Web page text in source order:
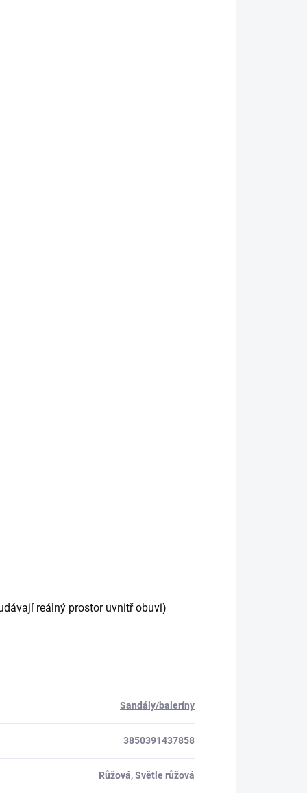
reálný prostor uvnitř obuvi)
Sandály/baleríny
3850391437858
Růžová, Světle růžová